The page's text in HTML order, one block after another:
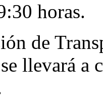
horas.
de
llevará a